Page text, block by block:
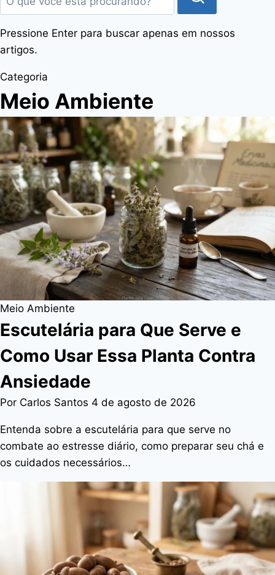
conteúdo
Pressione Enter para buscar apenas em nossos
artigos.
Categoria
Meio Ambiente
Meio Ambiente
Escutelária para Que Serve e
Como Usar Essa Planta Contra
Ansiedade
Por Carlos Santos 4 de agosto de 2026
Entenda sobre a escutelária para que serve no
combate ao estresse diário, como preparar seu chá e
os cuidados necessários…